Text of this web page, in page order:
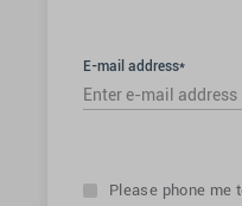
E-mail address*
Please phone me